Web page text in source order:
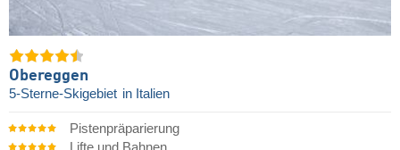
Obereggen
5-Sterne-Skigebiet in Italien
Pistenpräparierung
Lifte und Bahnen